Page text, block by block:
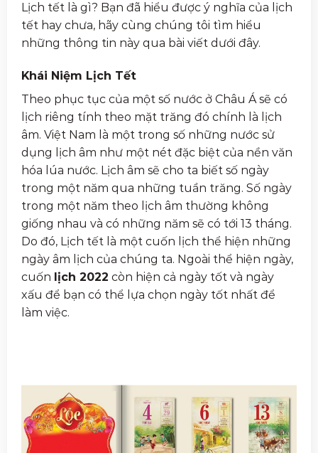
Lịch tết là gì? Bạn đã hiểu được ý nghĩa của lịch
tết hay chưa, hãy cùng chúng tôi tìm hiểu
những thông tin này qua bài viết dưới đây.
Khái Niệm Lịch Tết
Theo phục tục của một số nước ở Châu Á sẽ có
lịch riêng tính theo mặt trăng đó chính là lịch
âm. Việt Nam là một trong số những nước sử
dụng lịch âm như một nét đặc biệt của nền văn
hóa lúa nước. Lịch âm sẽ cho ta biết số ngày
trong một năm qua những tuần trăng. Số ngày
trong một năm theo lịch âm thường không
giống nhau và có những năm sẽ có tới 13 tháng.
Do đó, Lịch tết là một cuốn lịch thể hiện những
ngày âm lịch của chúng ta. Ngoài thể hiện ngày,
cuốn lịch 2022 còn hiện cả ngày tốt và ngày
xấu để bạn có thể lựa chọn ngày tốt nhất để
làm việc.